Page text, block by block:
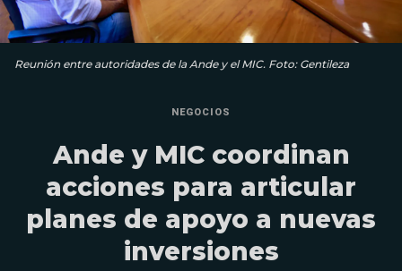
Reunión entre autoridades de la Ande y el MIC. Foto: Gentileza
NEGOCIOS
Ande y MIC coordinan
acciones para articular
planes de apoyo a nuevas
inversiones